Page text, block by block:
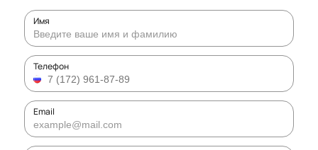
Имя
Телефон
Email